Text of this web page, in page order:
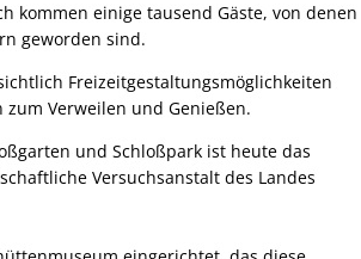
kommen einige tausend Gäste, von denen
geworden sind.
Freizeitgestaltungsmöglichkeiten
Verweilen und Genießen.
und Schloßpark ist heute das
Versuchsanstalt des Landes